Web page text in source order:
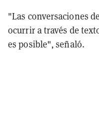
"Las conversaciones
ocurrir a través de
es posible", señaló.